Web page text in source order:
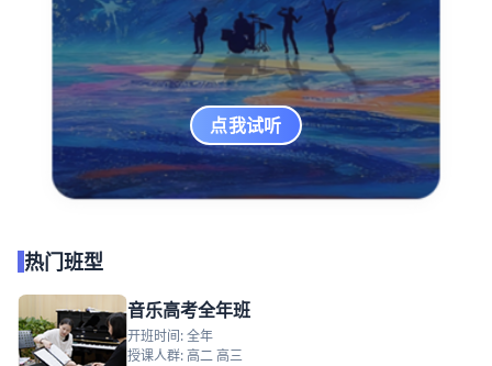
点我试听
热门班型
音乐高考全年班
开班时间: 全年
授课人群: 高二 高三